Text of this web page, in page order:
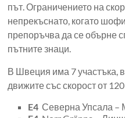
път. Ограничението на
непрекъснато, когато
препоръчва да се обърне
пътните знаци.
В Швеция има 7 участъка,
движите със скорост от
E4 Северна Упсала –